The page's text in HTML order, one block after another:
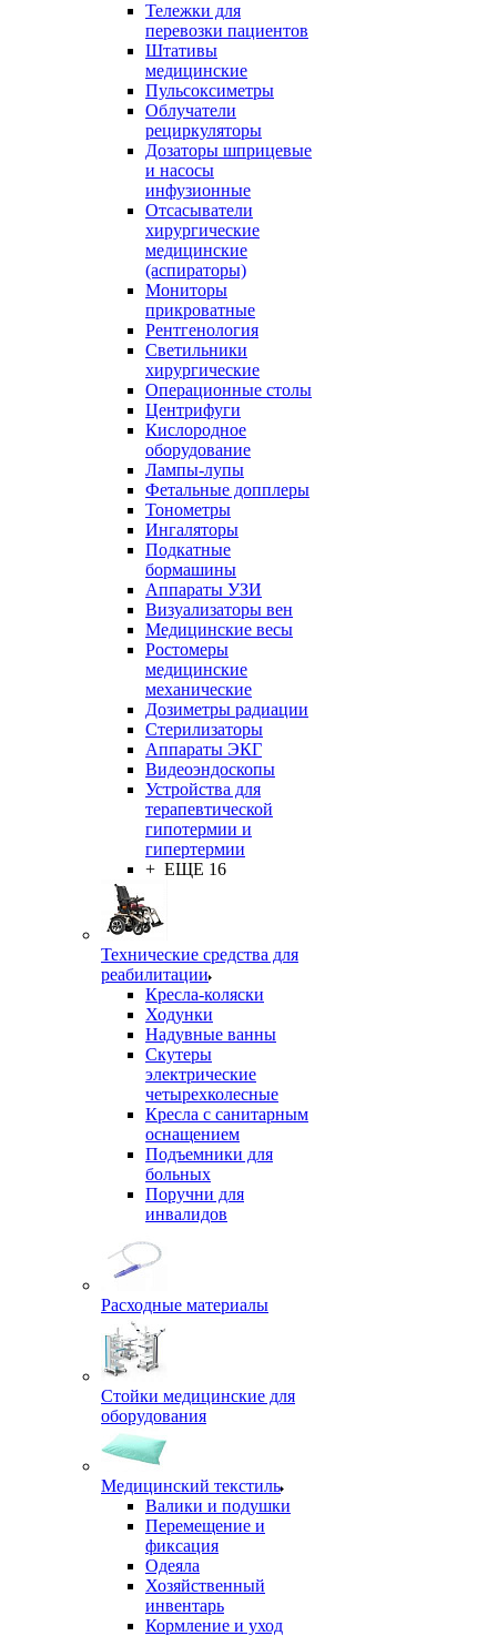
Тележки для
перевозки пациентов
Штативы
медицинские
Пульсоксиметры
Облучатели
рециркуляторы
Дозаторы шприцевые
и насосы
инфузионные
Отсасыватели
хирургические
медицинские
(аспираторы)
Мониторы
прикроватные
Рентгенология
Светильники
хирургические
Операционные столы
Центрифуги
Кислородное
оборудование
Лампы-лупы
Фетальные допплеры
Тонометры
Ингаляторы
Подкатные
бормашины
Аппараты УЗИ
Визуализаторы вен
Медицинские весы
Ростомеры
медицинские
механические
Дозиметры радиации
Стерилизаторы
Аппараты ЭКГ
Видеоэндоскопы
Устройства для
терапевтической
гипотермии и
гипертермии
+ ЕЩЕ 16
Технические средства для
реабилитации
Кресла-коляски
Ходунки
Надувные ванны
Скутеры
электрические
четырехколесные
Кресла с санитарным
оснащением
Подъемники для
больных
Поручни для
инвалидов
Расходные материалы
Стойки медицинские для
оборудования
Медицинский текстиль
Валики и подушки
Перемещение и
фиксация
Одеяла
Хозяйственный
инвентарь
Кормление и уход